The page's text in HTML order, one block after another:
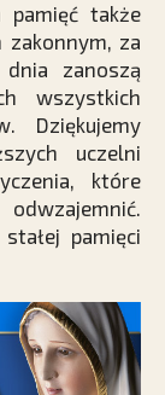
pamięć także
za
zanoszą
wszystkich
Dziękujemy
uczelni
które
pamięci